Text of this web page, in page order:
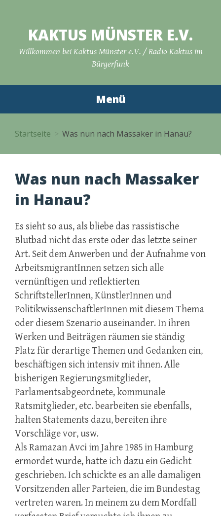
springenKAKTUS MÜNSTER E.V.
Willkommen bei Kaktus Münster e.V. / Radio Kaktus im
Bürgerfunk
Menü
Startseite Was nun nach Massaker in Hanau?
Was nun nach Massaker
in Hanau?
Es sieht so aus, als bliebe das rassistische
Blutbad nicht das erste oder das letzte seiner
Art. Seit dem Anwerben und der Aufnahme von
ArbeitsmigrantInnen setzen sich alle
vernünftigen und reflektierten
SchriftstellerInnen, KünstlerInnen und
PolitikwissenschaftlerInnen mit diesem Thema
oder diesem Szenario auseinander. In ihren
Werken und Beiträgen räumen sie ständig
Platz für derartige Themen und Gedanken ein,
beschäftigen sich intensiv mit ihnen. Alle
bisherigen Regierungsmitglieder,
Parlamentsabgeordnete, kommunale
Ratsmitglieder, etc. bearbeiten sie ebenfalls,
halten Statements dazu, bereiten ihre
Vorschläge vor, usw.
Als Ramazan Avci im Jahre 1985 in Hamburg
ermordet wurde, hatte ich dazu ein Gedicht
geschrieben. Ich schickte es an alle damaligen
Vorsitzenden aller Parteien, die im Bundestag
vertreten waren. In meinem zu dem Mordfall